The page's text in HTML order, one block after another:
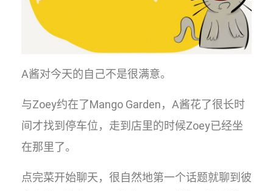
A酱对今天的自己不是很满意。
与Zoey约在了Mango Garden，A酱花了很长时
间才找到停车位，走到店里的时候Zoey已经坐
在那里了。
点完菜开始聊天，很自然地第一个话题就聊到彼